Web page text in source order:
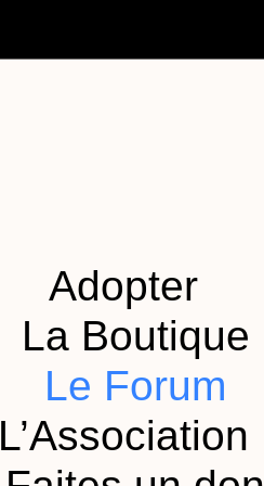
Adopter
La Boutique
Le Forum
L’Association